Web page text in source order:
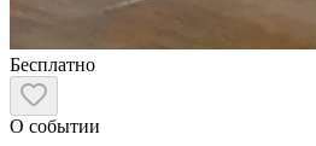
Бесплатно
О событии